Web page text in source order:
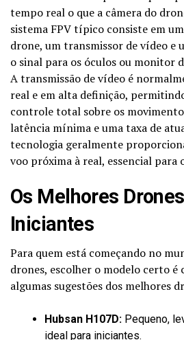
tempo real o que a câmera do
sistema FPV típico consiste em
drone, um transmissor de vídeo e
o sinal para os óculos ou monitor
A transmissão de vídeo é
real e em alta definição,
controle total sobre os
latência mínima e uma taxa de
tecnologia geralmente
voo próxima à real, essencial para
Os Melhores
Iniciantes
Para quem está começando no
drones, escolher o modelo certo é
algumas sugestões dos melhores
Hubsan H107D: Pequeno,
ideal para iniciantes.